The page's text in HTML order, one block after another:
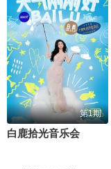
第1期
白鹿拾光音乐会